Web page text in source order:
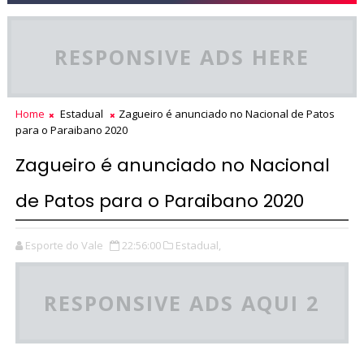
RESPONSIVE ADS HERE
Home Estadual
Zagueiro é anunciado no Nacional de Patos
para o Paraibano 2020
Zagueiro é anunciado no Nacional
de Patos para o Paraibano 2020
Esporte do Vale 22:56:00 Estadual,
RESPONSIVE ADS AQUI 2